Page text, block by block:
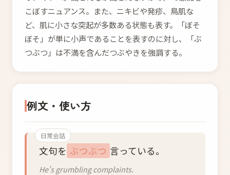
こぼすニュアンス。また、ニキビや発疹、鳥肌な
ど、肌に小さな突起が多数ある状態も表す。「ぼそ
ぼそ」が単に小声であることを表すのに対し、「ぶ
つぶつ」は不満を含んだつぶやきを強調する。
例文・使い方
日常会話
文句を ぶつぶつ 言っている。
He's grumbling complaints.